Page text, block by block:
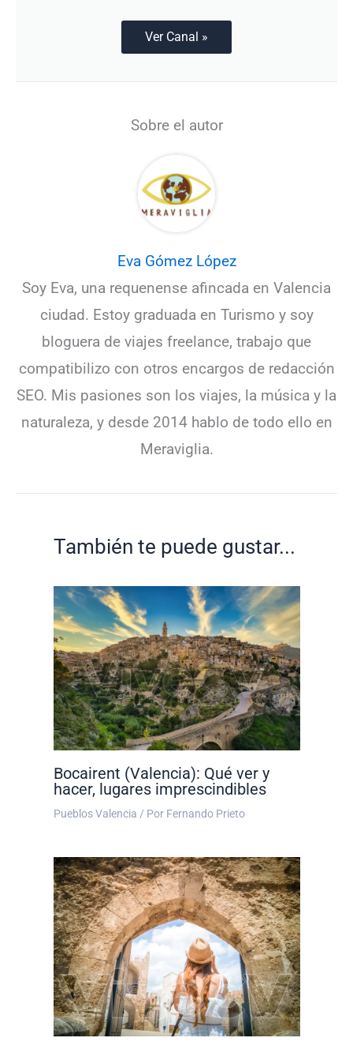
Ver Canal »
Sobre el autor
Eva Gómez López
Soy Eva, una requenense afincada en Valencia
ciudad. Estoy graduada en Turismo y soy
bloguera de viajes freelance, trabajo que
compatibilizo con otros encargos de redacción
SEO. Mis pasiones son los viajes, la música y la
naturaleza, y desde 2014 hablo de todo ello en
Meraviglia.
También te puede gustar...
Bocairent (Valencia): Qué ver y
hacer, lugares imprescindibles
Pueblos Valencia / Por Fernando Prieto